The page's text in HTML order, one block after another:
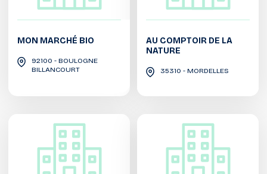
MON MARCHÉ BIO
92100 - BOULOGNE
BILLANCOURT
AU COMPTOIR DE LA
NATURE
35310 - MORDELLES